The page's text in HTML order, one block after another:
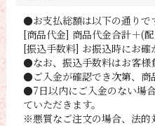
●お支払総額は以下の通りで
[商品代金] 商品代金合計＋(
[振込手数料] お振込時にお確
●なお、振込手数料はお客様
●ご入金が確認でき次第、商
●7日以内にご入金のない場
ていただきます。
※悪質なご注文の場合、法的